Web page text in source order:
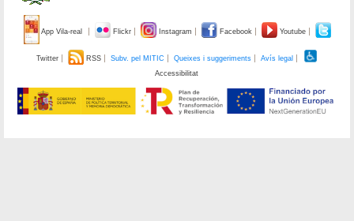
App Vila-real Flickr Instagram Facebook Youtube
Twitter RSS Subv. pel MITIC Queixes i suggeriments
Avís legal
Accessibilitat